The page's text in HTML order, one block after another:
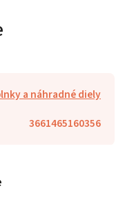
a náhradné diely
3661465160356